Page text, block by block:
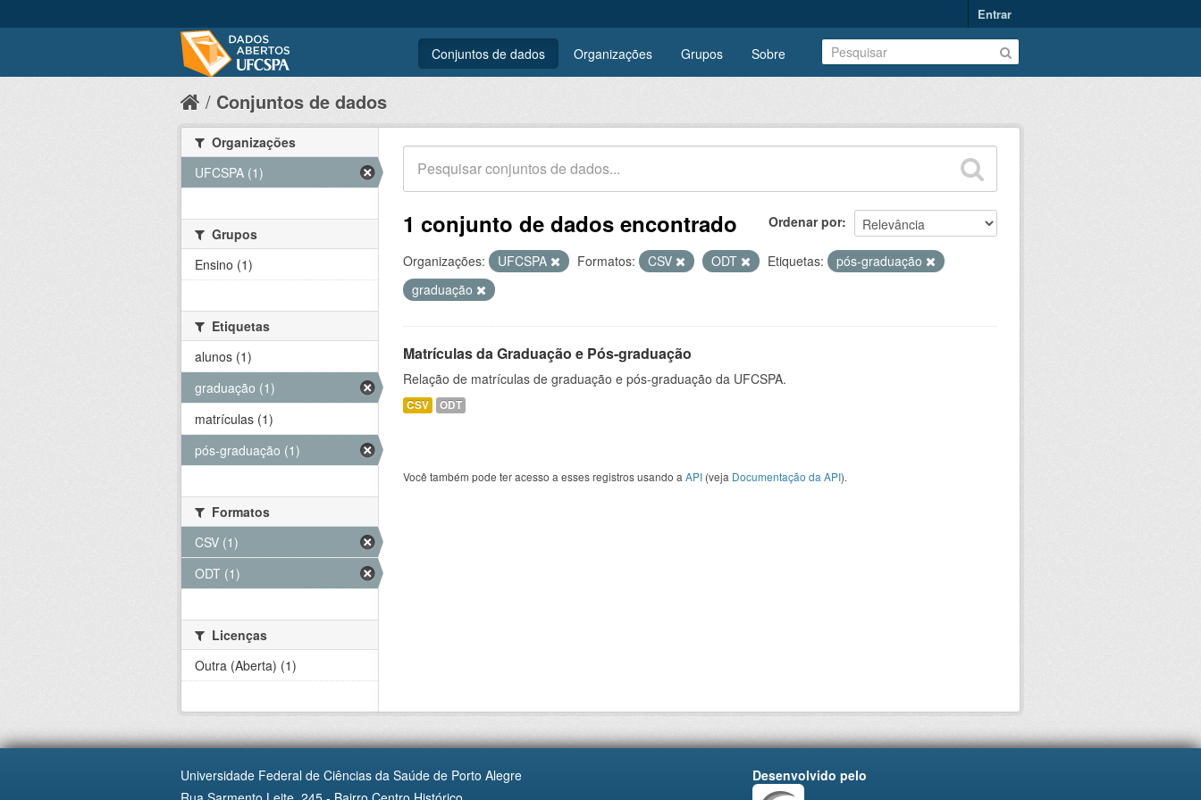
Entrar
Conjuntos de dados Organizações Grupos Sobre
Conjuntos de dados
Ordenar por
1 conjunto de dados encontrado
Organizações: UFCSPA Formatos: CSV ODT Etiquetas:
pós-graduação
graduação
Matrículas da Graduação e Pós-graduação
Relação de matrículas de graduação e pós-graduação da UFCSPA.
CSV ODT
Você também pode ter acesso a esses registros usando a API (veja Documentação da API).
Organizações
UFCSPA (1)
Grupos
Ensino (1)
Etiquetas
alunos (1)
graduação (1)
matrículas (1)
pós-graduação (1)
Formatos
CSV (1)
ODT (1)
Licenças
Outra (Aberta) (1)
Universidade Federal de Ciências da Saúde de Porto Alegre
Desenvolvido pelo